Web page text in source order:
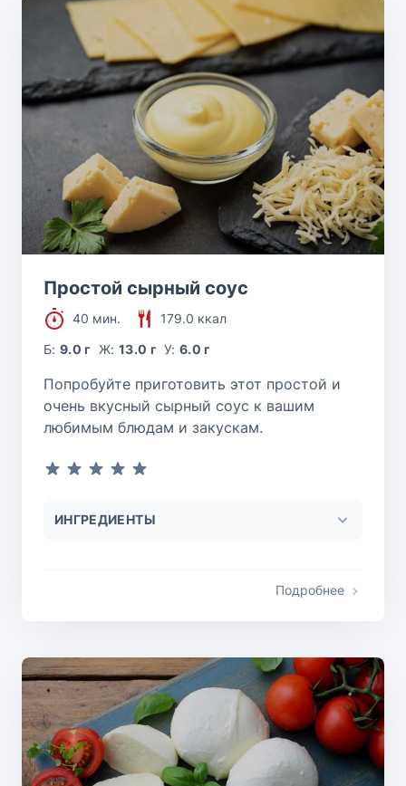
Простой сырный соус
40 мин.
179.0 ккал
Б:9.0 г Ж: 13.0 г У:6.0 г
Попробуйте приготовить этот простой и
очень вкусный сырный соус к вашим
любимым блюдам и закускам.
ИНГРЕДИЕНТЫ
Подробнее